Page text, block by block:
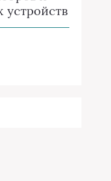
устройств